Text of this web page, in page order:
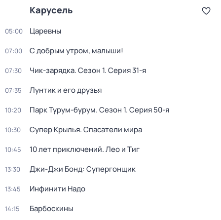
Карусель
05:00 Царевны
07:00 С добрым утром, малыши!
07:30 Чик-зарядка. Сезон 1. Серия 31-я
07:35 Лунтик и его друзья
10:20 Парк Турум-бурум. Сезон 1. Серия 50-я
10:30 Супер Крылья. Спасатели мира
10:45 10 лет приключений. Лео и Тиг
13:30 Джи-Джи Бонд: Супергонщик
13:45 Инфинити Надо
14:15 Барбоскины